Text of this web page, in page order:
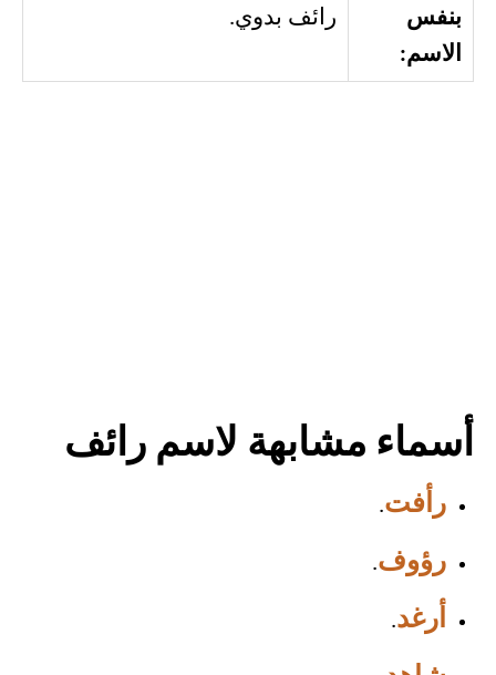
بنفس
الاسم:
رائف بدوي.
أسماء مشابهة لاسم رائف
رأفت.
رؤوف.
أرغد.